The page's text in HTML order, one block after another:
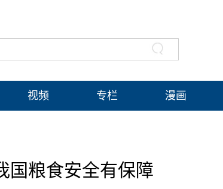
视频 专栏 漫画
国粮食安全有保障